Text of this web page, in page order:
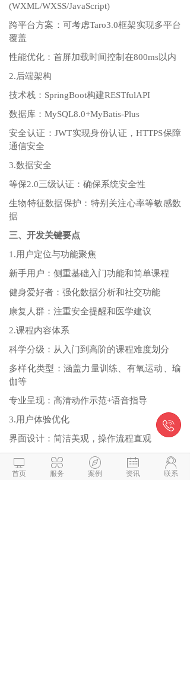
(WXML/WXSS/JavaScript)
跨平台方案‌：可考虑Taro3.0框架实现多平台
覆盖
性能优化‌：首屏加载时间控制在800ms以内
2.后端架构
技术栈‌：SpringBoot构建RESTfulAPI
数据库‌：MySQL8.0+MyBatis-Plus
安全认证‌：JWT实现身份认证，HTTPS保障
通信安全
3.数据安全
等保2.0三级认证‌：确保系统安全性
生物特征数据保护‌：特别关注心率等敏感数
据
三、开发关键要点
1.用户定位与功能聚焦
新手用户‌：侧重基础入门功能和简单课程
健身爱好者‌：强化数据分析和社交功能
康复人群‌：注重安全提醒和医学建议
2.课程内容体系
科学分级‌：从入门到高阶的课程难度划分
多样化类型‌：涵盖力量训练、有氧运动、瑜
伽等
专业呈现‌：高清动作示范+语音指导
3.用户体验优化
界面设计‌：简洁美观，操作流程直观
性能稳定‌：确保不同网络环境下流畅运行
离线功能‌：支持无网络时基础功能使用

首页

服务

案例

资讯

联系
